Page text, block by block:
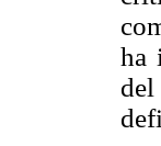
ha